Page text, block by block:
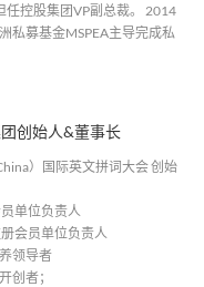
任控股集团VP副总裁。 2014
私募基金MSPEA主导完成私
创始人&董事长
）国际英文拼词大会 创始
单位负责人
会员单位负责人
领导者
创者；